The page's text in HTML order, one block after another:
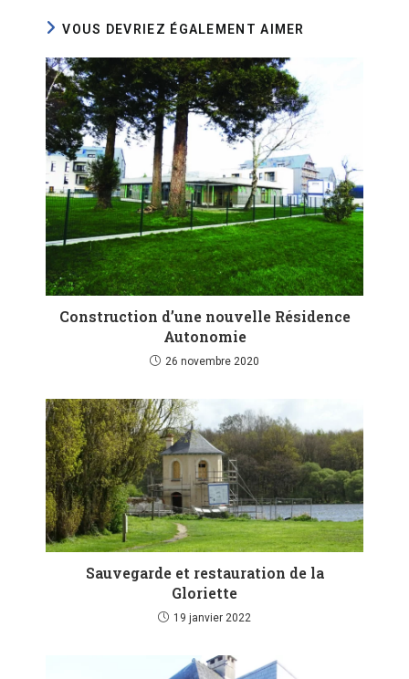
VOUS DEVRIEZ ÉGALEMENT AIMER
Construction d’une nouvelle Résidence
Autonomie
26 novembre 2020
Sauvegarde et restauration de la
Gloriette
19 janvier 2022